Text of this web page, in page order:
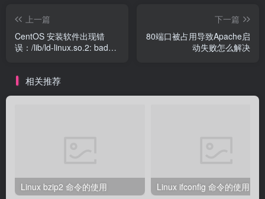
上一篇
CentOS 安装软件出现错
误：/lib/ld-linux.so.2: bad
下一篇
80端口被占用导致Apache启
动失败怎么解决
相关推荐
Linux bzip2 命令的使用 Linux ifconfig 命令的使用